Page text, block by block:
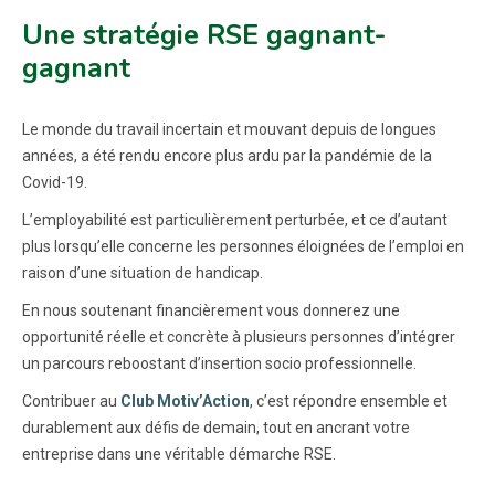
Une stratégie RSE gagnant-
gagnant
Le monde du travail incertain et mouvant depuis de longues
années, a été rendu encore plus ardu par la pandémie de la
Covid-19.
L’employabilité est particulièrement perturbée, et ce d’autant
plus lorsqu’elle concerne les personnes éloignées de l’emploi en
raison d’une situation de handicap.
En nous soutenant financièrement vous donnerez une
opportunité réelle et concrète à plusieurs personnes d’intégrer
un parcours reboostant d’insertion socio professionnelle.
Contribuer au Club Motiv’Action, c’est répondre ensemble et
durablement aux défis de demain, tout en ancrant votre
entreprise dans une véritable démarche RSE.